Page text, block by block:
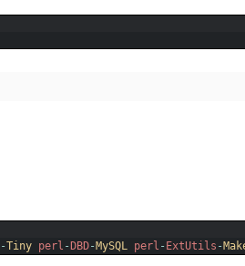
-Tiny perl - DBD-MySQL perl - ExtUtils -